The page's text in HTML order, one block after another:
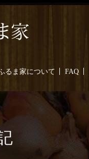
るま家について FAQ